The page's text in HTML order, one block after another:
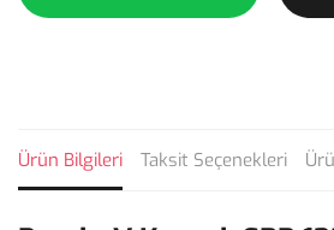
Ürün Bilgileri Taksit Seçenekleri